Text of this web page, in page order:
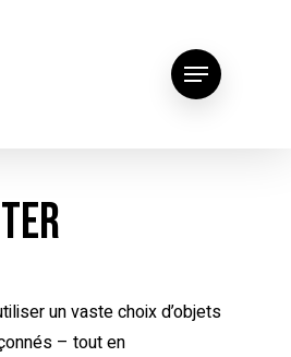
un vaste choix d’objets
– tout en